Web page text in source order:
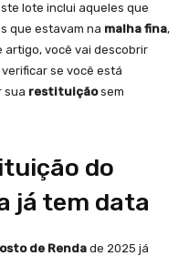
lote inclui aqueles que
que estavam na malha fina,
artigo, você vai descobrir
se você está
sua restituiçãosem
do
já tem data
de Renda de 2025 já